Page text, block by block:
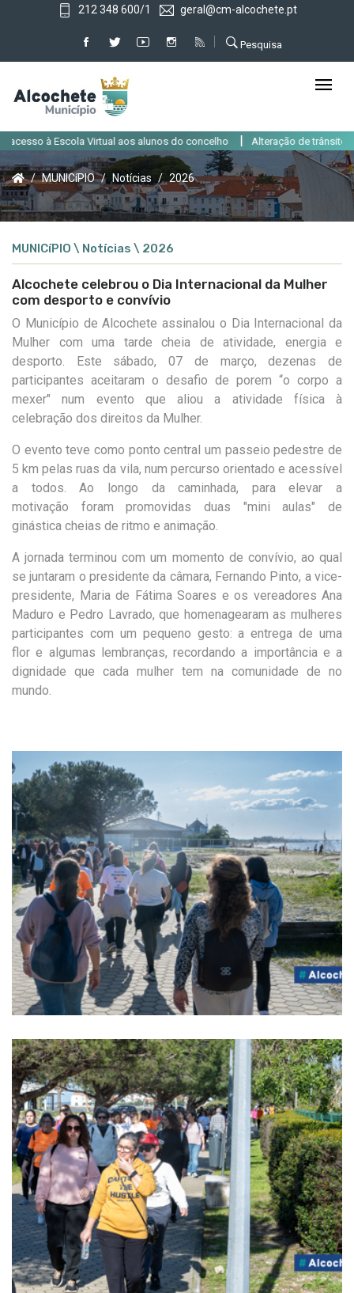
212 348 600/1 geral@cm-alcochete.pt
Pesquisa
aos alunos do concelho | Alteração de trânsito em Alcochete até 31
MUNICíPIO Notícias 2026
MUNICíPIO \ Notícias \ 2026
Alcochete celebrou o Dia Internacional da Mulher
com desporto e convívio
O Município de Alcochete assinalou o Dia Internacional da
Mulher
com uma tarde cheia de atividade, energia e
desporto. Este sábado, 07 de março, dezenas de
participantes aceitaram o desafio de porem “o corpo a
mexer" num evento que aliou a atividade física à
celebração dos direitos da Mulher.
O evento teve como ponto central um passeio pedestre de
5 km pelas ruas da vila, num percurso orientado e acessível
a todos
Ao longo da caminhada, para elevar
a
motivação
foram promovidas duas "mini aulas" de
ginástica cheias de ritmo e animação.
A jornada terminou com um momento de convívio, ao qual
se juntaram o presidente da câmara, Fernando Pinto, a vice-
presidente, Maria de Fátima Soares e os vereadores Ana
Maduro e Pedro Lavrado, que homenagearam as mulheres
participantes com um pequeno gesto: a entrega de uma
flor e algumas lembranças, recordando a importância e a
dignidade que cada mulher tem na comunidade de no
mundo.